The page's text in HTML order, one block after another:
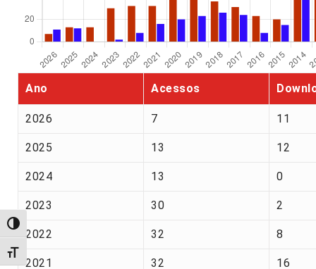
Alternar alto contraste
Alternar tamanho da fonte
Ano Acessos
2026 7 11
2025 13 12
2024 13 0
2023 30 2
2022 32 8
2021 32 16